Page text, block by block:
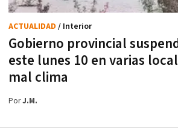
Gobierno provincial
este lunes 10 en varias
mal clima
ACTUALIDAD / Interior
PorJ.M.